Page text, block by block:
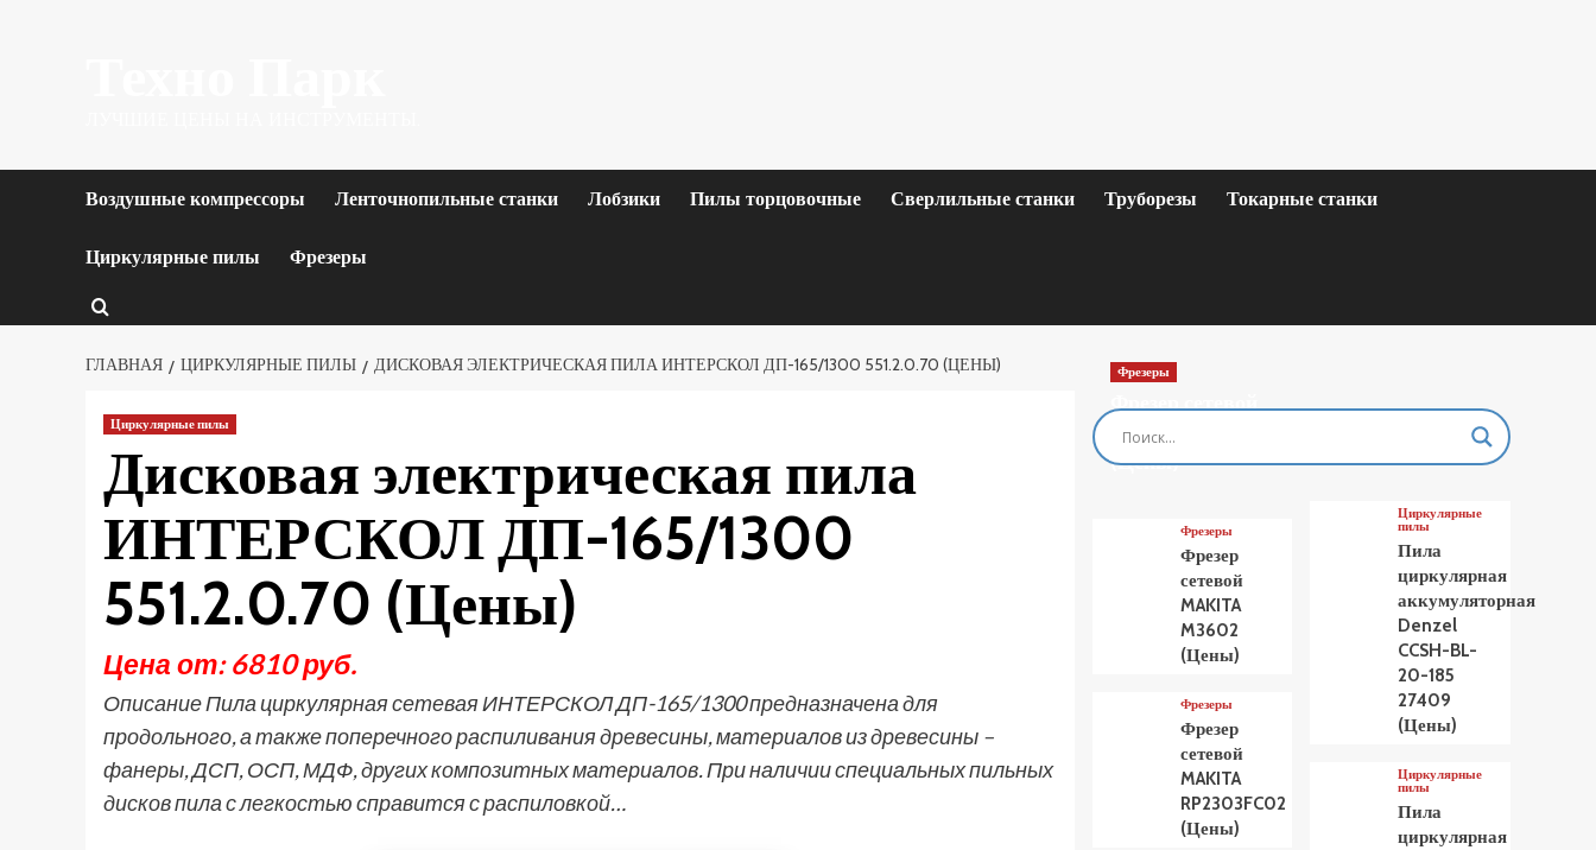
Воздушные компрессоры Ленточнопильные станки Лобзики Пилы торцовочные Сверлильные станки Труборезы Токарные станки
Циркулярные пилы Фрезеры
ГЛАВНАЯ ЦИРКУЛЯРНЫЕ ПИЛЫ ДИСКОВАЯ ЭЛЕКТРИЧЕСКАЯ ПИЛА ИНТЕРСКОЛ ДП-165/1300 551.2.0.70 (ЦЕНЫ)
Циркулярные пилы
Дисковая электрическая пила
ИНТЕРСКОЛ ДП-165/1300
551.2.0.70 (Цены)
Цена от: 6810 руб.
Описание Пила циркулярная сетевая ИНТЕРСКОЛ ДП-165/1300 предназначена для
продольного, а также поперечного распиливания древесины, материалов из древесины –
фанеры, ДСП, ОСП, МДФ, других композитных материалов. При наличии специальных пильных
дисков пила с легкостью справится с распиловкой…
Фрезеры
Фрезер сетевой
MAKITA M3601
(Цены)
Фрезеры
Фрезер
сетевой
MAKITA
M3602
(Цены)
Фрезеры
Фрезер
сетевой
MAKITA
RP2303FC02
(Цены)
Циркулярные
пилы
Пила
циркулярная
аккумуляторная
Denzel
CCSH-BL-
20-185
27409
(Цены)
Циркулярные
пилы
Пила
циркулярная